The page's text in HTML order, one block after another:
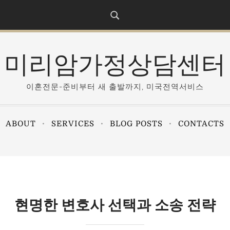
미리암가정상담센터
이혼전문-준비부터 새 출발까지, 미국전역서비스
ABOUT SERVICES BLOG POSTS CONTACTS
현명한 변호사 선택과 소송 전략